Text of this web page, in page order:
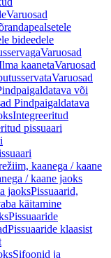
Varuosad
bideedele
Varuosad
kaanetaVaruosad
Varuosad
või
Pindpaigaldatava
Integreeritud
pissuaari
kaanega / kaane
/ kaane jaoks
jaoksPissuaarid,
käitamine
Pissuaaride
Pissuaaride klaasist
Sifoonid ja